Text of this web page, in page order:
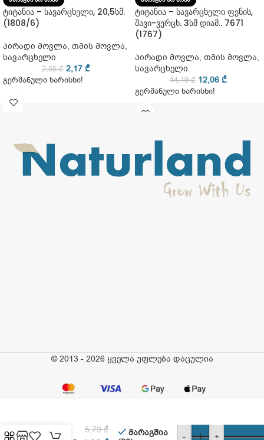
ტიტანია – სავარცხელი, 20,5სმ.
(1808/6)
პირადი მოვლა, თმის მოვლა,
სავარცხელი
2,55₾ 2,17 ₾
გერმანული ხარისხი!
ტიტანია – სავარცხელი ფენის,
შავი-ვერცხ. 3სმ დიამ.. 7671
(1767)
პირადი მოვლა, თმის მოვლა,
სავარცხელი
14,19₾ 12,06 ₾
გერმანული ხარისხი!
© 2013 - 2026 ყველა უფლება დაცულია
სამაგრი
5,79₾
მარაგშია
- +